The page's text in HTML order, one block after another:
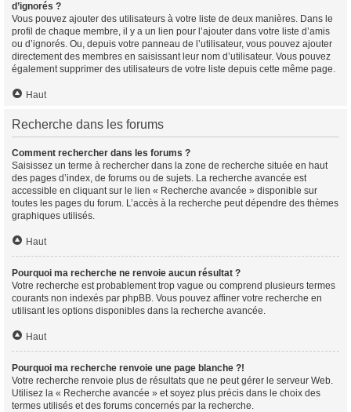
d’ignorés ?
Vous pouvez ajouter des utilisateurs à votre liste de deux manières. Dans le
profil de chaque membre, il y a un lien pour l’ajouter dans votre liste d’amis
ou d’ignorés. Ou, depuis votre panneau de l’utilisateur, vous pouvez ajouter
directement des membres en saisissant leur nom d’utilisateur. Vous pouvez
également supprimer des utilisateurs de votre liste depuis cette même page.
Haut
Recherche dans les forums
Comment rechercher dans les forums ?
Saisissez un terme à rechercher dans la zone de recherche située en haut
des pages d’index, de forums ou de sujets. La recherche avancée est
accessible en cliquant sur le lien « Recherche avancée » disponible sur
toutes les pages du forum. L’accès à la recherche peut dépendre des thèmes
graphiques utilisés.
Haut
Pourquoi ma recherche ne renvoie aucun résultat ?
Votre recherche est probablement trop vague ou comprend plusieurs termes
courants non indexés par phpBB. Vous pouvez affiner votre recherche en
utilisant les options disponibles dans la recherche avancée.
Haut
Pourquoi ma recherche renvoie une page blanche ?!
Votre recherche renvoie plus de résultats que ne peut gérer le serveur Web.
Utilisez la « Recherche avancée » et soyez plus précis dans le choix des
termes utilisés et des forums concernés par la recherche.